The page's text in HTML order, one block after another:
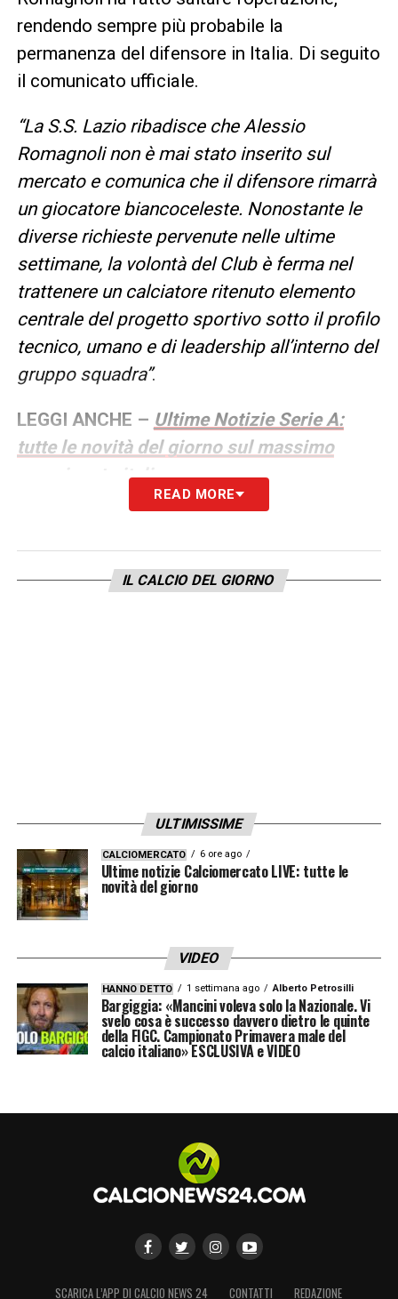
rendendo sempre più probabile la
permanenza del difensore in Italia. Di seguito
il comunicato ufficiale.
“La S.S. Lazio ribadisce che Alessio
Romagnoli non è mai stato inserito sul
mercato e comunica che il difensore rimarrà
un giocatore biancoceleste. Nonostante le
diverse richieste pervenute nelle ultime
settimane, la volontà del Club è ferma nel
trattenere un calciatore ritenuto elemento
centrale del progetto sportivo sotto il profilo
tecnico, umano e di leadership all’interno del
gruppo squadra”.
LEGGI ANCHE – Ultime Notizie Serie A:
tutte le novità del giorno sul massimo
campionato italiano
READ MORE
IL CALCIO DEL GIORNO
ULTIMISSIME
CALCIOMERCATO 6 ore ago
Ultime notizie Calciomercato LIVE: tutte le
novità del giorno
VIDEO
HANNO DETTO 1 settimana ago Alberto Petrosilli
Bargiggia: «Mancini voleva solo la Nazionale. Vi
svelo cosa è successo davvero dietro le quinte
della FIGC. Campionato Primavera male del
calcio italiano» ESCLUSIVA e VIDEO
SCARICA L’APP DI CALCIO NEWS 24 CONTATTI REDAZIONE